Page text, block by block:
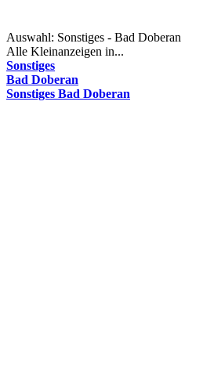
Auswahl: Sonstiges - Bad Doberan
Alle Kleinanzeigen in...
Sonstiges
Bad Doberan
Sonstiges Bad Doberan